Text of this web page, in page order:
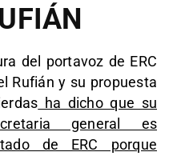
del portavoz de ERC
Rufián y su propuesta
ha dicho que su
general es
de ERC porque